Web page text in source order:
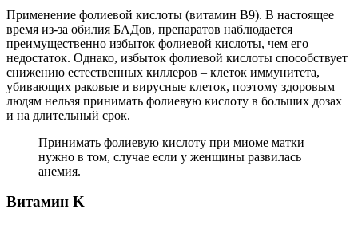
Применение фолиевой кислоты (витамин В9). В настоящее
время из-за обилия БАДов, препаратов наблюдается
преимущественно избыток фолиевой кислоты, чем его
недостаток. Однако, избыток фолиевой кислоты способствует
снижению естественных киллеров – клеток иммунитета,
убивающих раковые и вирусные клеток, поэтому здоровым
людям нельзя принимать фолиевую кислоту в больших дозах
и на длительный срок.
Принимать фолиевую кислоту при миоме матки
нужно в том, случае если у женщины развилась
анемия.
Витамин K